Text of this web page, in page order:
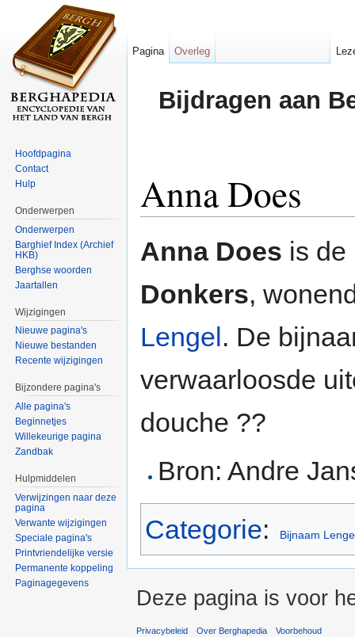
Bijdragen aan
Anna Does
Anna Does is
Donkers,
Lengel . De
verwaarloosde
douche ??
Bron: Andre
Categorie: Bijnaam
Pagina Overleg
Hoofdpagina
Contact
Hulp
Onderwerpen
Onderwerpen
Barghief Index (Archief
HKB)
Berghse woorden
Jaartallen
Wijzigingen
Nieuwe pagina's
Nieuwe bestanden
Recente wijzigingen
Bijzondere pagina's
Alle pagina's
Beginnetjes
Willekeurige pagina
Zandbak
Hulpmiddelen
Verwijzingen naar deze
pagina
Verwante wijzigingen
Speciale pagina's
Printvriendelijke versie
Permanente koppeling
Paginagegevens
Deze pagina is voor
Privacybeleid Over Berghapedia Voorbehoud